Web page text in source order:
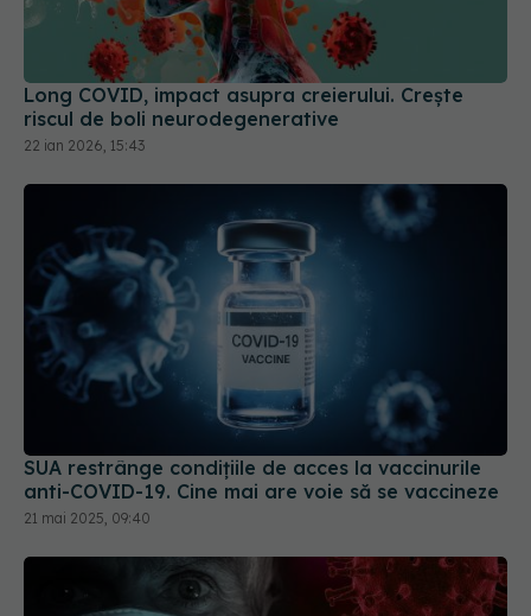
Long COVID, impact asupra creierului. Crește
riscul de boli neurodegenerative
22 ian 2026, 15:43
SUA restrânge condiţiile de acces la vaccinurile
anti-COVID-19. Cine mai are voie să se vaccineze
21 mai 2025, 09:40